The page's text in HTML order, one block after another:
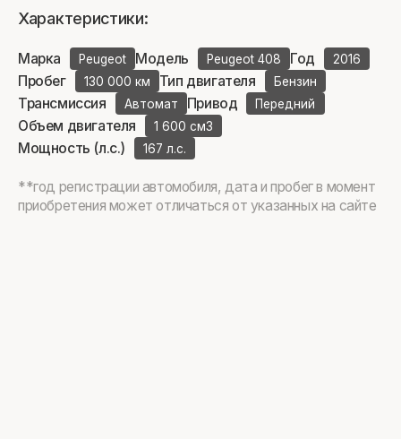
Характеристики:
Марка Peugeot Модель Peugeot 408 Год 2016
Пробег 130 000 км Тип двигателя Бензин
Трансмиссия Автомат Привод Передний
Объем двигателя 1 600 см3
Мощность (л.с.) 167 л.с.
**год регистрации автомобиля, дата и пробег в момент
приобретения может отличаться от указанных на сайте